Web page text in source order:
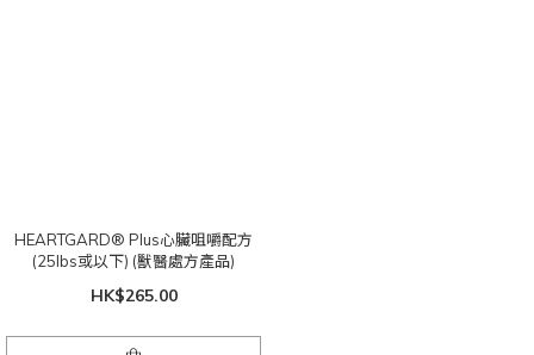
HEARTGARD® Plus心臟咀嚼配方
(25lbs或以下) (獸醫處方產品)
HK$265.00